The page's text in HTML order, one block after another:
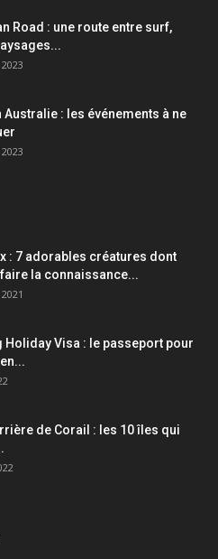
Road : une route entre surf,
Australie : les événements à ne
: 7 adorables créatures dont
la connaissance...
Holiday Visa : le passeport pour
de Corail : les 10 îles qui